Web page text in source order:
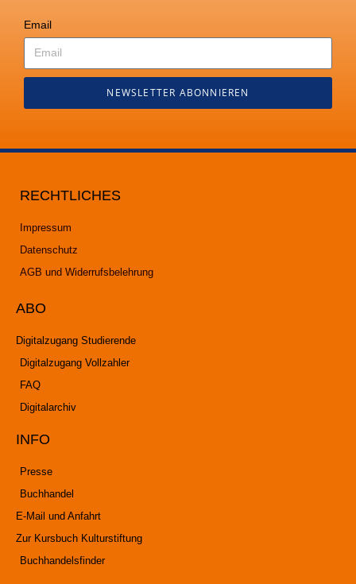
Email
NEWSLETTER ABONNIEREN
RECHTLICHES
Impressum
Datenschutz
AGB und Widerrufsbelehrung
ABO
Digitalzugang Studierende
Digitalzugang Vollzahler
FAQ
Digitalarchiv
INFO
Presse
Buchhandel
E-Mail und Anfahrt
Zur Kursbuch Kulturstiftung
Buchhandelsfinder